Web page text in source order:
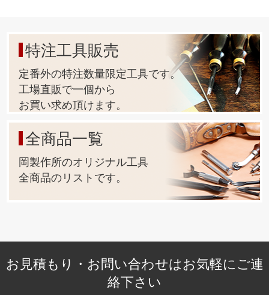
特注工具販売
定番外の特注数量限定工具です。
工場直販で一個から
お買い求め頂けます。
全商品一覧
岡製作所のオリジナル工具
全商品のリストです。
お見積もり・お問い合わせはお気軽にご連
絡下さい